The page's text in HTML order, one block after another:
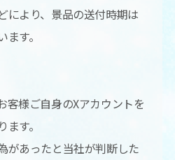
により、景品の送付時期は
す。
客様ご自身のXアカウントを
す。
があったと当社が判断した